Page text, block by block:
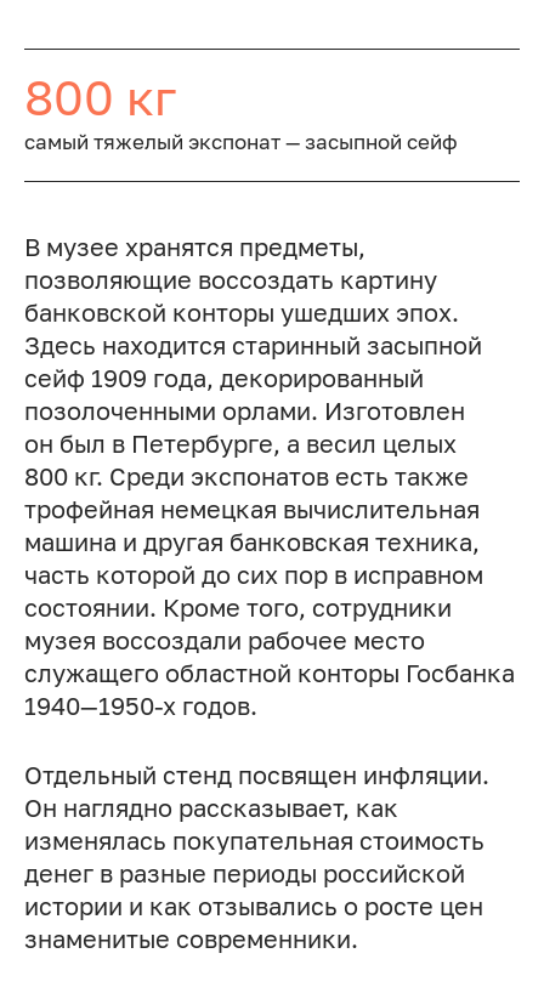
800 кг
самый тяжелый экспонат — засыпной сейф
В музее хранятся предметы,
позволяющие воссоздать картину
банковской конторы ушедших эпох.
Здесь находится старинный засыпной
сейф 1909 года, декорированный
позолоченными орлами. Изготовлен
он был в Петербурге, а весил целых
800 кг. Среди экспонатов есть также
трофейная немецкая вычислительная
машина и другая банковская техника,
часть которой до сих пор в исправном
состоянии. Кроме того, сотрудники
музея воссоздали рабочее место
служащего областной конторы Госбанка
1940—1950-х годов.
Отдельный стенд посвящен инфляции.
Он наглядно рассказывает, как
изменялась покупательная стоимость
денег в разные периоды российской
истории и как отзывались о росте цен
знаменитые современники.